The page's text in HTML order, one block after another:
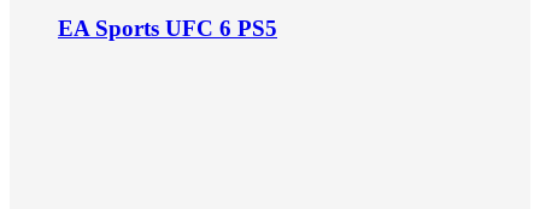
EA Sports UFC 6 PS5